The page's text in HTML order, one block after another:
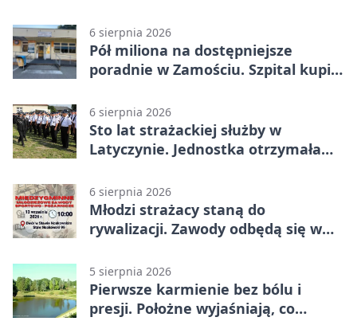
6 sierpnia 2026
Pół miliona na dostępniejsze
poradnie w Zamościu. Szpital kupi
6 sierpnia 2026
Sto lat strażackiej służby w
Latyczynie. Jednostka otrzymała
6 sierpnia 2026
Młodzi strażacy staną do
rywalizacji. Zawody odbędą się w
5 sierpnia 2026
Pierwsze karmienie bez bólu i
presji. Położne wyjaśniają, co